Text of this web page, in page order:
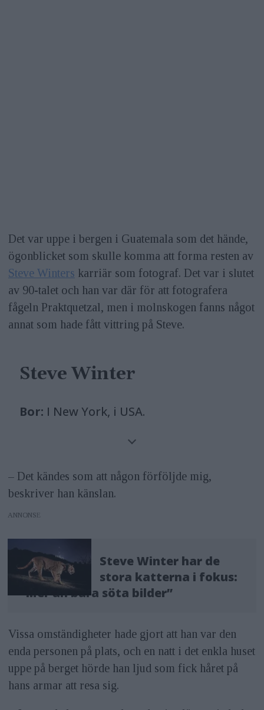
Det var uppe i bergen i Guatemala som det hände,
ögonblicket som skulle komma att forma resten av
Steve Winters karriär som fotograf. Det var i slutet
av 90-talet och han var där för att fotografera
fågeln Praktquetzal, men i molnskogen fanns något
annat som hade fått vittring på Steve.
Steve Winter
Bor: I New York, i USA.
Flerfaldigt prisbelönad fotograf
som har blivit känd för sina bilder av
stora kattdjur såsom tigrar, jaguarer,
pumor och lejon. Har sedan 1991
jobbat för National Geographic. Driver
även den ideella organisationen Big
Cat Voices.
senare i år, tillsammans med Zoom
Fotoresor. Där kommer deltagarna att
få fotografera tigrar tillsammans med
Steve. Läs mer på
– Det kändes som att någon förföljde mig,
beskriver han känslan.
ANNONS
Steve Winter har de
stora katterna i fokus:
”Mer än bara söta bilder”
Vissa omständigheter hade gjort att han var den
enda personen på plats, och en natt i det enkla huset
uppe på berget hörde han ljud som fick håret på
hans armar att resa sig.